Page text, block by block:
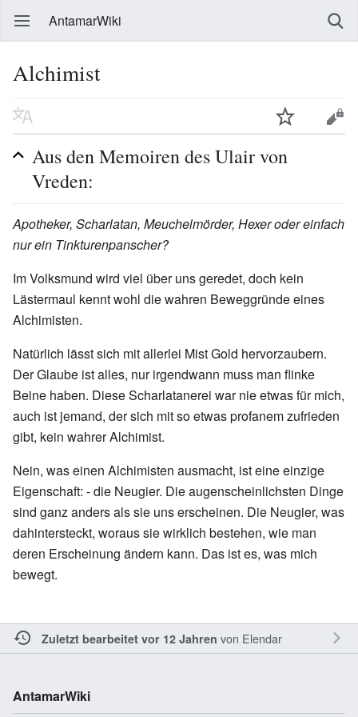
AntamarWiki
Alchimist
Aus den Memoiren des Ulair von
Vreden:
Apotheker, Scharlatan, Meuchelmörder, Hexer oder einfach
nur ein Tinkturenpanscher?
Im Volksmund wird viel über uns geredet, doch kein
Lästermaul kennt wohl die wahren Beweggründe eines
Alchimisten.
Natürlich lässt sich mit allerlei Mist Gold hervorzaubern.
Der Glaube ist alles, nur irgendwann muss man flinke
Beine haben. Diese Scharlatanerei war nie etwas für mich,
auch ist jemand, der sich mit so etwas profanem zufrieden
gibt, kein wahrer Alchimist.
Nein, was einen Alchimisten ausmacht, ist eine einzige
Eigenschaft: - die Neugier. Die augenscheinlichsten Dinge
sind ganz anders als sie uns erscheinen. Die Neugier, was
dahintersteckt, woraus sie wirklich bestehen, wie man
deren Erscheinung ändern kann. Das ist es, was mich
bewegt.
Zuletzt bearbeitet vor 12 Jahren von Elendar
AntamarWiki